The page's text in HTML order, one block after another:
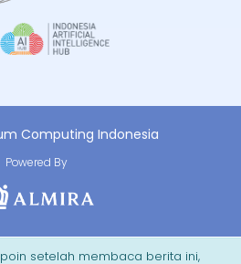
setelah membaca berita ini,
Computing Indonesia
Powered By